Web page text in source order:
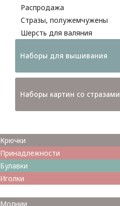
Распродажа
Стразы, полужемчужены
Шерсть для валяния
Наборы для вышивания
Наборы картин со стразами
Крючки
Принадлежности
Булавки
Иголки
Молнии